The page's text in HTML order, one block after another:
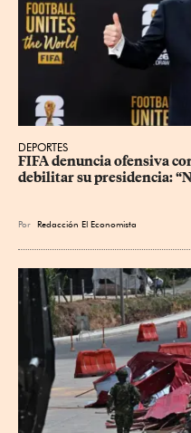
DEPORTES
FIFA denuncia ofensiva
debilitar su presidencia:
Por Redacción El Economista